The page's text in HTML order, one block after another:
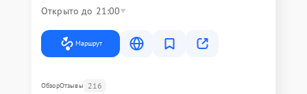
Открыто до 21:00
Маршрут
ОбзорОтзывы 216